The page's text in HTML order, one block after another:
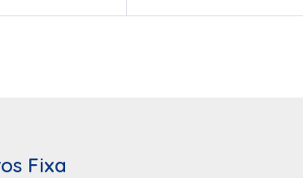
Fixa